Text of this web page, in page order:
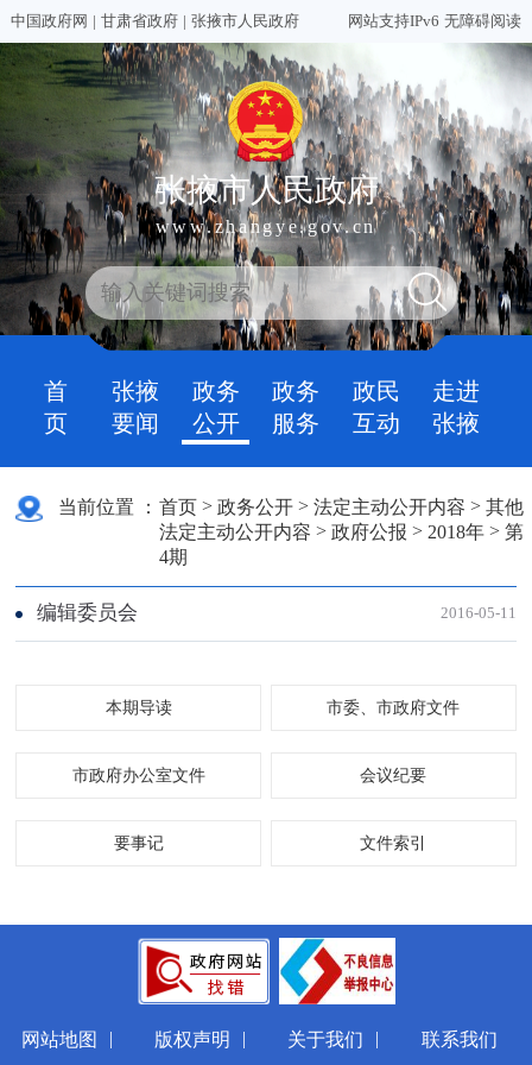
中国政府网 | 甘肃省政府 | 张掖市人民政府 网站支持IPv6 无障碍阅读
张掖市人民政府
www.zhangye.gov.cn
首
页
张掖
要闻
政务
公开
政务
服务
政民
互动
走进
张掖
当前位置 ： 首页 >政务公开 >法定主动公开内容 >其他
法定主动公开内容 >政府公报 > 2018年 >第
4期
编辑委员会 2016-05-11
本期导读 市委、市政府文件
市政府办公室文件 会议纪要
要事记 文件索引
网站地图 | 版权声明 | 关于我们 | 联系我们